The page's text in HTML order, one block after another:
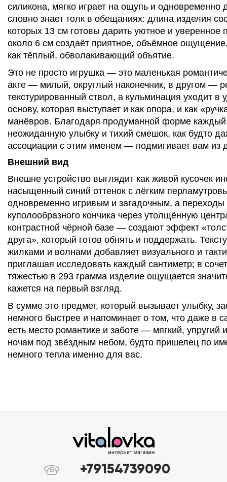
силикона, мягко играет на ощупь и одновременно
словно знает толк в обещаниях: длина изделия
которых 13 см готовы дарить уютное и уверенное
около 6 см создаёт приятное, объёмное
как тёплый, обволакивающий объятие.
Это не просто игрушка — это маленькая
акте — милый, округлый наконечник, в другом —
текстурированный ствол, а кульминация уходит
основу, которая выступает и как опора, и как
манёвров. Благодаря продуманной форме каждый
неожиданную улыбку и тихий смешок, как будто
ассоциации с этим именем — подмигивает вам из
Внешний вид
Внешне устройство выглядит как живой кусочек
насыщенный синий оттенок с лёгким
одновременно игривым и загадочным, а
куполообразного кончика через утолщённую
контрастной чёрной базе — создают эффект
друга», который готов обнять и поддержать.
жилками и волнами добавляет визуального и
приглашая исследовать каждый сантиметр; в
тяжестью в 293 грамма изделие ощущается
кажется на первый взгляд.
В сумме это предмет, который вызывает улыбку,
немного быстрее и напоминает о том, что даже в
есть место романтике и заботе — мягкий, упругий
ночам под звёздным небом, будто пришелец по
немного тепла именно для вас.
+79154739090